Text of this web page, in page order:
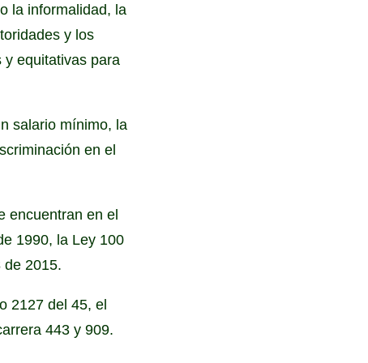
la informalidad, la
y los
y equitativas para
salario mínimo, la
en el
encuentran en el
1990, la Ley 100
de 2015.
2127 del 45, el
443 y 909.